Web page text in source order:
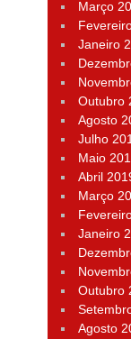
Março
Janeiro
Outubro
Agosto
Julho
Maio
Abril
Março
Janeiro
Outubro
Agosto